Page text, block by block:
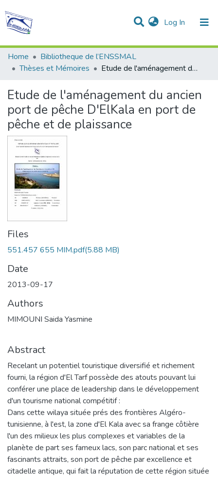
Log In (current)
Communities & Collections
Statistics
All of DSpace
Home
Bibliotheque de l’ENSSMAL
Thèses et Mémoires
Etude de l'aménagement du ancien port de pêche D'ElKala en port de pêche et de plaissance
Etude de l'aménagement du ancien
port de pêche D'ElKala en port de
pêche et de plaissance
Files
551.457 655 MIM.pdf(5.88 MB)
Date
2013-09-17
Authors
MIMOUNI Saida Yasmine
Abstract
Recelant un potentiel touristique diversifié et richement
fourni, la région d'El Tarf possède des atouts pouvant lui
conférer une place de leadership dans le développement
d'un tourisme national compétitif :
Dans cette wilaya située prés des frontières Algéro-
tunisienne, à l'est, la zone d'El Kala avec sa frange côtière
l'un des milieux les plus complexes et variables de la
planète de part ses fameux lacs, son parc national et ses
fascinants attraits, son port de pêche par excellence et
citadelle antique, qui fait la réputation de cette région située